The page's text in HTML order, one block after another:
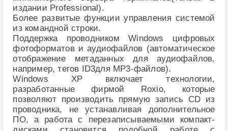
издании Professional).
Более развитые функции управления системой
из командной строки.
Поддержка проводником Windows цифровых
фотоформатов и аудиофайлов (автоматическое
отображение метаданных для аудиофайлов,
например, тегов ID3для MP3-файлов).
Windows XP включает технологии,
разработанные фирмой Roxio, которые
позволяют производить прямую запись CD из
проводника, не устанавливая дополнительное
ПО, а работа с перезаписываемыми компакт-